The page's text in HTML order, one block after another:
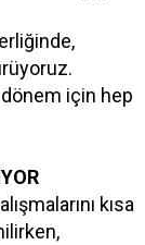
için hep
kısa